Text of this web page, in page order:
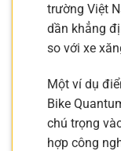
trường Việt
dần khẳng
so với xe
Một ví dụ
Bike
chú trọng
hợp công